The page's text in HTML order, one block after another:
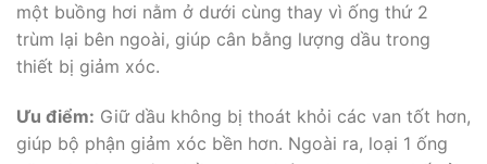
một buồng hơi nằm ở dưới cùng thay vì ống thứ 2
trùm lại bên ngoài, giúp cân bằng lượng dầu trong
thiết bị giảm xóc.
Ưu điểm: Giữ dầu không bị thoát khỏi các van tốt hơn,
giúp bộ phận giảm xóc bền hơn. Ngoài ra, loại 1 ống